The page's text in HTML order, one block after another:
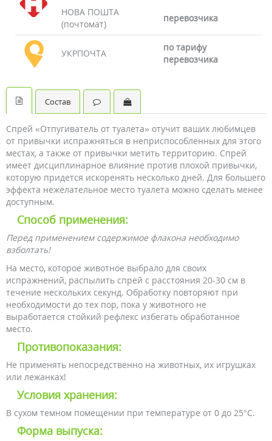
НОВА ПОШТА
(почтомат)
перевозчика
УКРПОЧТА
по тарифу
перевозчика
Состав
Спрей «Отпугиватель от туалета» отучит ваших любимцев
от привычки испражняться в неприспособленных для этого
местах, а также от привычки метить территорию. Спрей
имеет дисциплинарное влияние против плохой привычки,
которую придется искоренять несколько дней. Для большего
эффекта нежелательное место туалета можно сделать менее
доступным.
Способ применения:
Перед применением содержимое флакона необходимо
взболтать!
На место, которое животное выбрало для своих
испражнений, распылить спрей с расстояния 20-30 см в
течение нескольких секунд. Обработку повторяют при
необходимости до тех пор, пока у животного не
выработается стойкий рефлекс избегать обработанное
место.
Противопоказания:
Не применять непосредственно на животных, их игрушках
или лежанках!
Условия хранения:
В сухом темном помещении при температуре от 0 до 25°С.
Форма выпуска: